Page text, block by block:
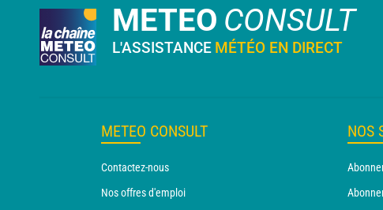
METEO CONSULT
L'ASSISTANCE MÉTÉO EN DIRECT
METEO CONSULT
Contactez-nous
Nos offres d'emploi
NOS